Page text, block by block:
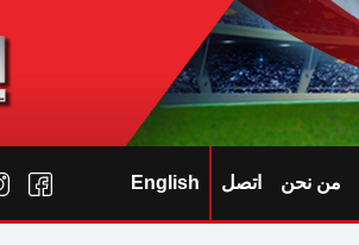
من نحن اتصل English